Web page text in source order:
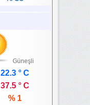
Güneşli
22.3 ° C
37.5 ° C
% 1